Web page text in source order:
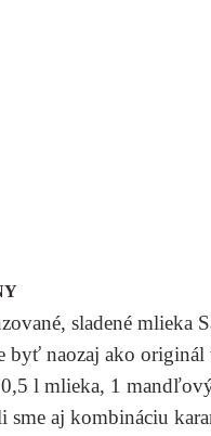
sladené mlieka
byť naozaj ako originál
l mlieka, 1
sme aj kombináciu